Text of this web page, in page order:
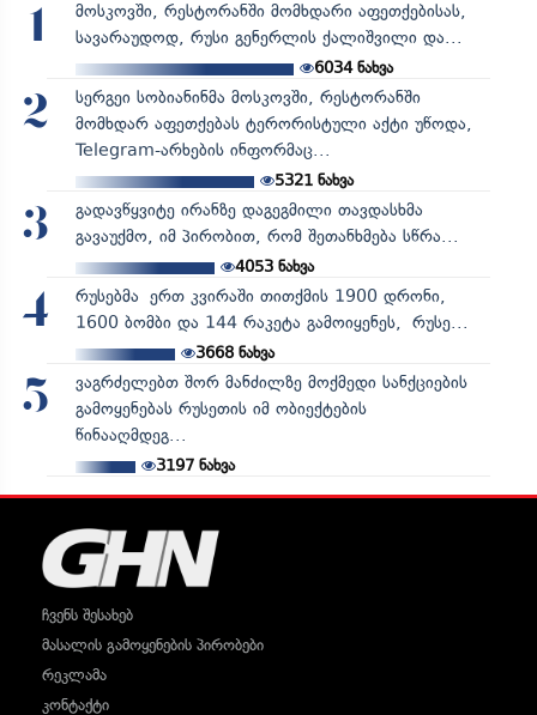
1
მოსკოვში, რესტორანში მომხდარი აფეთქებისას,
სავარაუდოდ, რუსი გენერლის ქალიშვილი და...
6034ნახვა
2
სერგეი სობიანინმა მოსკოვში, რესტორანში
მომხდარ აფეთქებას ტერორისტული აქტი უწოდა,
Telegram-არხების ინფორმაც...
5321ნახვა
3
გადავწყვიტე ირანზე დაგეგმილი თავდასხმა
გავაუქმო, იმ პირობით, რომ შეთანხმება სწრა...
4053ნახვა
4
რუსებმა ერთ კვირაში თითქმის 1900 დრონი,
1600 ბომბი და 144 რაკეტა გამოიყენეს, რუსე...
3668ნახვა
5
ვაგრძელებთ შორ მანძილზე მოქმედი სანქციების
გამოყენებას რუსეთის იმ ობიექტების
წინააღმდეგ...
3197ნახვა
ჩვენს შესახებ
მასალის გამოყენების პირობები
რეკლამა
კონტაქტი